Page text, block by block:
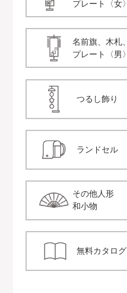
プレート〈女〉
名前旗、木札、
プレート〈男〉
つるし飾り
ランドセル
その他人形
和小物
無料カタログ